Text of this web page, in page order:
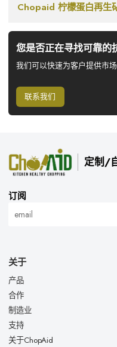
Chopaid 柠檬蛋白再生
您是否正在寻找可靠的
我们可以快速为客户提供市
联系我们
定制/
订阅
关于
产品
合作
制造业
支持
关于ChopAid